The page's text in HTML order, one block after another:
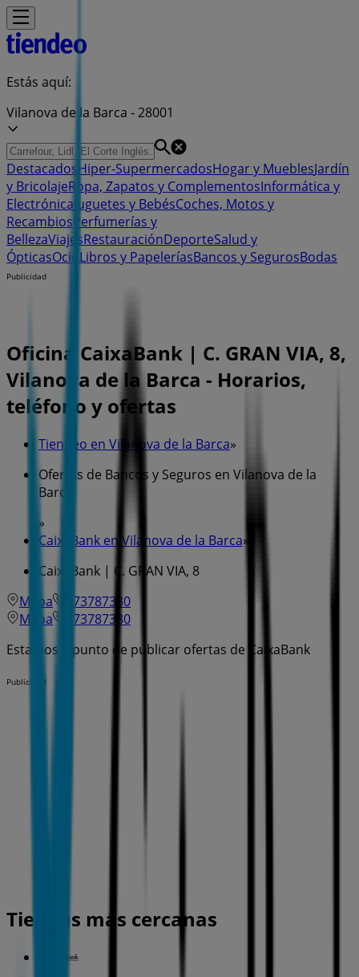
Estás aquí:
Vilanova de la Barca - 28001
Destacados Hiper-SupermercadosHogar y MueblesJardín
y BricolajeRopa, Zapatos y ComplementosInformática y
Electrónica Juguetes y BebésCoches, Motos y
Recambios Perfumerías y
BellezaViajesRestauraciónDeporteSalud y
ÓpticasOcio Libros y PapeleríasBancos y SegurosBodas
Publicidad
Oficina CaixaBank | C. GRAN VIA, 8,
Vilanova de la Barca - Horarios,
teléfono y ofertas
Tiendeo en Vilanova de la Barca»
Ofertas de Bancos y Seguros en Vilanova de la
Barca
»
CaixaBank en Vilanova de la Barca»
CaixaBank | C. GRAN VIA, 8
Mapa
973787380
Mapa
973787380
Estamos a punto de publicar ofertas de CaixaBank
Publicidad
Tiendas más cercanas